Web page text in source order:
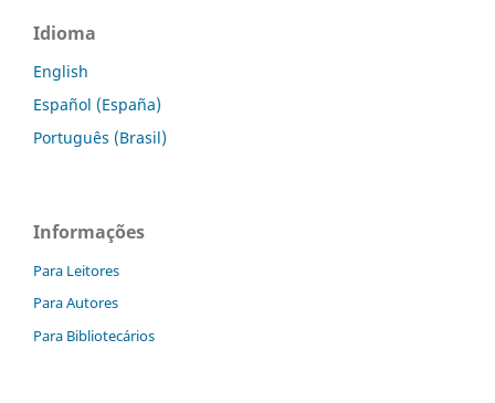
Idioma
English
Español (España)
Português (Brasil)
Informações
Para Leitores
Para Autores
Para Bibliotecários